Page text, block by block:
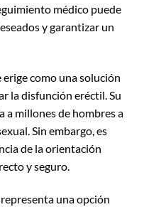
médico puede
y garantizar un
erige como una solución
la disfunción eréctil. Su
a millones de hombres a
Sin embargo, es
de la orientación
y seguro.
representa una opción